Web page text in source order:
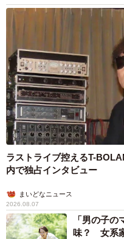
味が楽しめるあんこ餅の
の葛餅とこしあん入り氷
くばり和菓子」もイチオシ
西日本はきな粉のみ、東日本は
明日香食品ＨＰより
ちなみに、公式ツイッタ
も紹介しているそうです
ひとつひとつ外すのも楽
ラストライブ控えるT-
内で独占インタビュー
まいどなニュース
2026.08.07
「男の子
味？ 女系